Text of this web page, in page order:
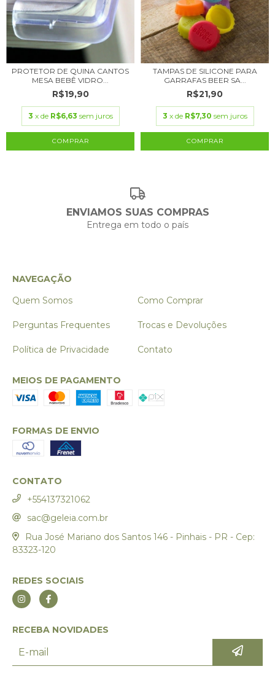
PROTETOR DE QUINA CANTOS
MESA BEBÊ VIDRO...
R$19,90
3 x de R$6,63 sem juros
TAMPAS DE SILICONE PARA
GARRAFAS BEER SA...
R$21,90
3 x de R$7,30 sem juros
ENVIAMOS SUAS COMPRAS
Entrega em todo o país
NAVEGAÇÃO
Quem Somos
Como Comprar
Perguntas Frequentes Trocas e Devoluções
Política de Privacidade Contato
MEIOS DE PAGAMENTO
FORMAS DE ENVIO
CONTATO
+554137321062
sac@geleia.com.br
Rua José Mariano dos Santos 146 - Pinhais - PR - Cep:
83323-120
REDES SOCIAIS
RECEBA NOVIDADES